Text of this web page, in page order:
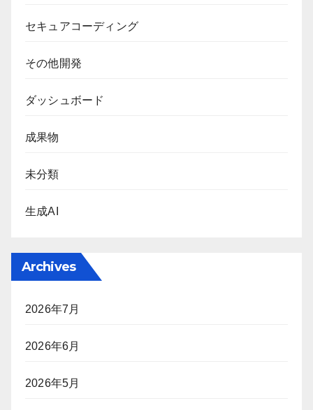
セキュアコーディング
その他開発
ダッシュボード
成果物
未分類
生成AI
Archives
2026年7月
2026年6月
2026年5月